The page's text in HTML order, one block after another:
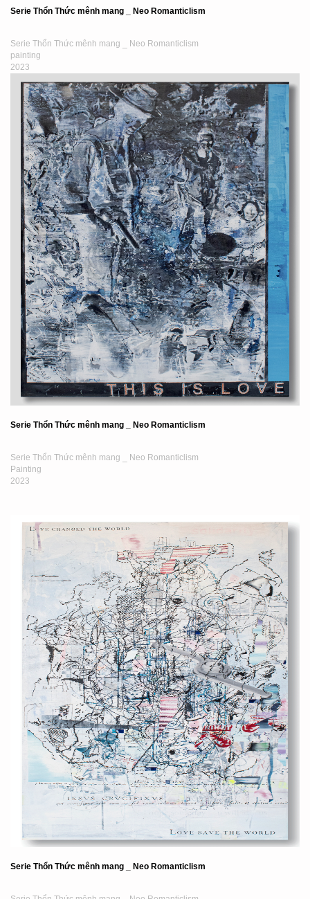
Serie Thổn Thức mênh mang _ Neo Romanticlism
Serie Thổn Thức mênh mang _ Neo Romanticlism
painting
2023
Serie Thổn Thức mênh mang _ Neo Romanticlism
Serie Thổn Thức mênh mang _ Neo Romanticlism
Painting
2023
Serie Thổn Thức mênh mang _ Neo Romanticlism